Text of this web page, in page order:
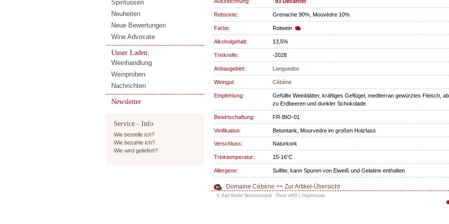
Rebsorte: Grenache 90%, Mouvèdre 10%
Farbe: Rotwein
Alkoholgehalt: 13,5%
Trinkreife: -2028
Anbaugebiet: Languedoc
Weingut: Cébène
Empfehlung:
Gefüllte Weinblätter, kräftiges Geflügel, mediterran gewürztes Fleisch,
zu Erdbeeren und dunkler Schokolade
Bewirtschaftung: FR-BIO-01
Vinifikation: Betontank, Mourvedre im großen Holzfass
Verschluss: Naturkork
Trinktemperatur: 15-16°C
Allergene: Sulfite; kann Spuren von Eiweiß und Gelatine enthalten
Domaine Cébène << Zur Artikel-Übersicht
Spirituosen
Neuheiten
Neue Bewertungen
Wine Advocate
Unser Laden:
Weinhandlung
Weinproben
Nachrichten
Newsletter
Service - Info
Wie bestelle ich?
Wie bezahle ich?
Wie wird geliefert?
© Karl Kerler Weinversand - Pinot oHG | Impressum